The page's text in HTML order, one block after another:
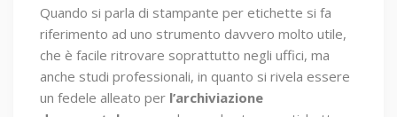
Quando si parla di stampante per etichette si fa
riferimento ad uno strumento davvero molto utile,
che è facile ritrovare soprattutto negli uffici, ma
anche studi professionali, in quanto si rivela essere
un fedele alleato per l’archiviazione